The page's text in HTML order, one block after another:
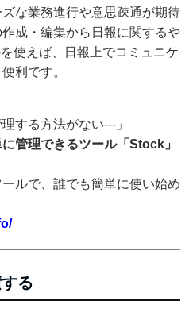
な業務進行や意思疎通が期待
成・編集から日報に関するや
使えば、日報上でコミュニケ
利です。
する方法がない---」
管理できるツール「Stock」
ルで、誰でも簡単に使い始め
る